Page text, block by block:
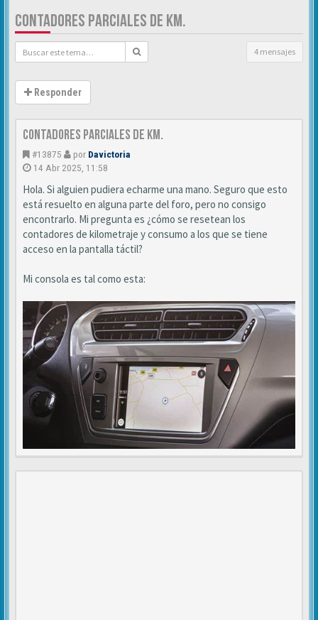
CONTADORES PARCIALES DE KM.
4 mensajes
Responder
Contadores parciales de km.
#13875 por Davictoria
14 Abr 2025, 11:58
Hola. Si alguien pudiera echarme una mano. Seguro que esto
está resuelto en alguna parte del foro, pero no consigo
encontrarlo. Mi pregunta es ¿cómo se resetean los
contadores de kilometraje y consumo a los que se tiene
acceso en la pantalla táctil?
Mi consola es tal como esta: